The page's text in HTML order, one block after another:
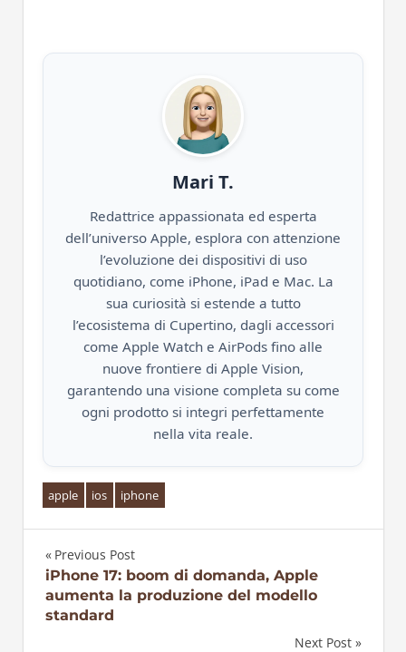
Mari T.
Redattrice appassionata ed esperta
dell’universo Apple, esplora con attenzione
l’evoluzione dei dispositivi di uso
quotidiano, come iPhone, iPad e Mac. La
sua curiosità si estende a tutto
l’ecosistema di Cupertino, dagli accessori
come Apple Watch e AirPods fino alle
nuove frontiere di Apple Vision,
garantendo una visione completa su come
ogni prodotto si integri perfettamente
nella vita reale.
apple ios iphone
Navigazione
articoli
Previous Post
iPhone 17: boom di domanda, Apple
aumenta la produzione del modello
standard
Next Post